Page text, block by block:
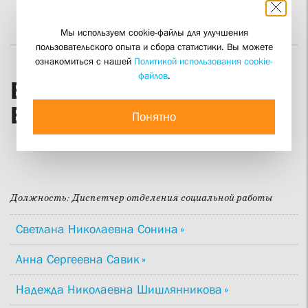
Варвара Ивановна
Барабаш
Должность:Диспетчер отделения социальной работы
Светлана Николаевна Сонина
Анна Сергеевна Савик
Надежда Николаевна Шишлянникова
Мы используем cookie-файлы для улучшения
пользовательского опыта и сбора статистики. Вы можете
ознакомиться с нашей Политикой использования cookie-
файлов.
Понятно